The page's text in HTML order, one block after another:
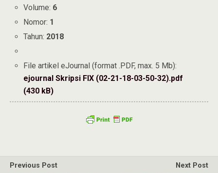
Volume: 6
Nomor: 1
Tahun: 2018
File artikel eJournal (format .PDF, max. 5 Mb):
ejournal Skripsi FIX (02-21-18-03-50-32).pdf
(430 kB)
Previous Post
Next Post